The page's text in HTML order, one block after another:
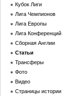
Кубок Лиги
Лига Чемпионов
Лига Европы
Лига Конференций
Сборная Англии
Статьи
Трансферы
Фото
Видео
Страницы истории